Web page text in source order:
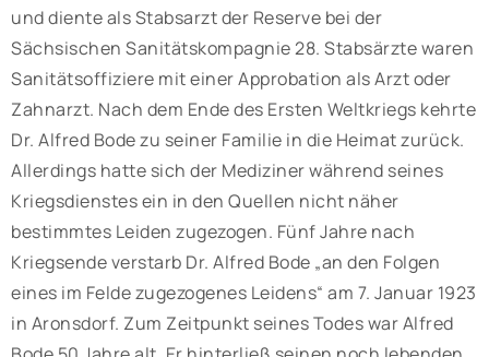
und diente als Stabsarzt der Reserve bei der
Sächsischen Sanitätskompagnie 28. Stabsärzte waren
Sanitätsoffiziere mit einer Approbation als Arzt oder
Zahnarzt. Nach dem Ende des Ersten Weltkriegs kehrte
Dr. Alfred Bode zu seiner Familie in die Heimat zurück.
Allerdings hatte sich der Mediziner während seines
Kriegsdienstes ein in den Quellen nicht näher
bestimmtes Leiden zugezogen. Fünf Jahre nach
Kriegsende verstarb Dr. Alfred Bode „an den Folgen
eines im Felde zugezogenes Leidens“ am 7. Januar 1923
in Aronsdorf. Zum Zeitpunkt seines Todes war Alfred